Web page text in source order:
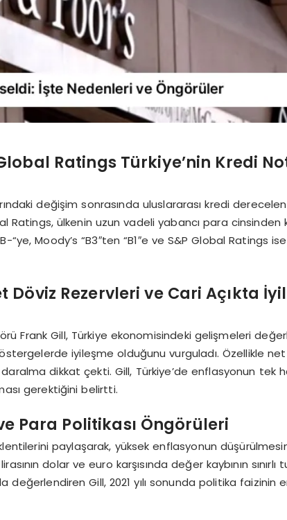
Ratings Türkiye’nin Kredi
değişim sonrasında uluslararası kredi
Ratings, ülkenin uzun vadeli yabancı para cinsinden
Moody’s “B3″ten “B1″e ve S&P Global Ratings ise
Döviz Rezervleri ve Cari Açıkta
Frank Gill, Türkiye ekonomisindeki gelişmeleri
iyileşme olduğunu vurguladı. Özellikle
dikkat çekti. Gill, Türkiye’de enflasyonun tek
gerektiğini belirtti.
Para Politikası Öngörüleri
paylaşarak, yüksek enflasyonun
dolar ve euro karşısında değer kaybının sınırlı
değerlendiren Gill, 2021 yılı sonunda politika faizinin